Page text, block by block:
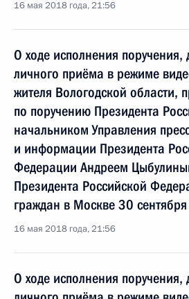
16 мая 2018 года, 21:56
О ходе исполнения поручения,
личного приёма в режиме
жителя Вологодской области,
по поручению Президента
начальником Управления
и информации Президента
Федерации Андреем
Президента Российской
граждан в Москве 30
16 мая 2018 года, 21:56
О ходе исполнения поручения,